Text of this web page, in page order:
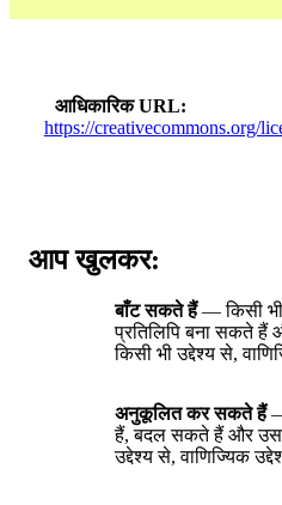
आधिकारिक URL
https://creativecommons.org/
आप खुलकर:
बाँट सकते हैं— किसी भी
प्रतिलिपि बना सकते
किसी भी उद्देश्य से,
अनुकूलित कर सकते हैं—
हैं, बदल सकते हैं और
उद्देश्य से, वाणिज्यिक